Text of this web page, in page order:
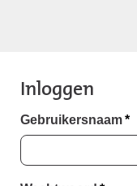
Inloggen
Gebruikersnaam*